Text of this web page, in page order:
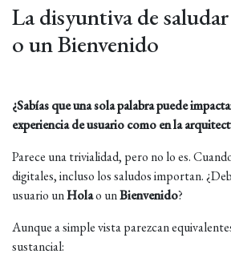
La disyuntiva de
o un Bienvenido
¿Sabías que una sola palabra puede
experiencia de usuario como en la
Parece una trivialidad, pero no lo es.
digitales, incluso los saludos importan.
usuario unHolao unBienvenido?
Aunque a simple vista parezcan
sustancial: